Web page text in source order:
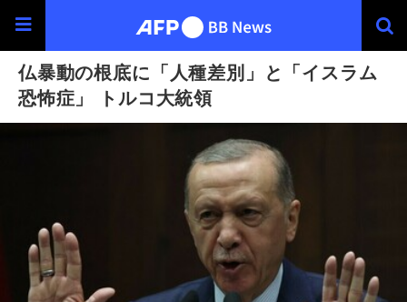
仏暴動の根底に「人種差別」と「イスラム
恐怖症」 トルコ大統領